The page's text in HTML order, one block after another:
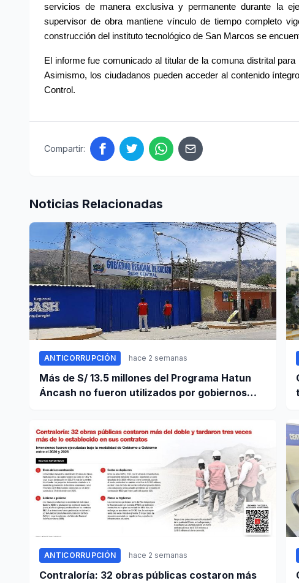
servicios de manera exclusiva y permanente durante la
supervisor de obra mantiene vínculo de tiempo completo
construcción del instituto tecnológico de San Marcos se
El informe fue comunicado al titular de la comuna distrital
Asimismo, los ciudadanos pueden acceder al contenido
Control.
Compartir:
Noticias Relacionadas
ANTICORRUPCIÓN hace 2 semanas
Más de S/ 13.5 millones del Programa Hatun
Áncash no fueron utilizados por gobiernos
ANTICORRUPCIÓN hace 2 semanas
Contraloría: 32 obras públicas costaron más